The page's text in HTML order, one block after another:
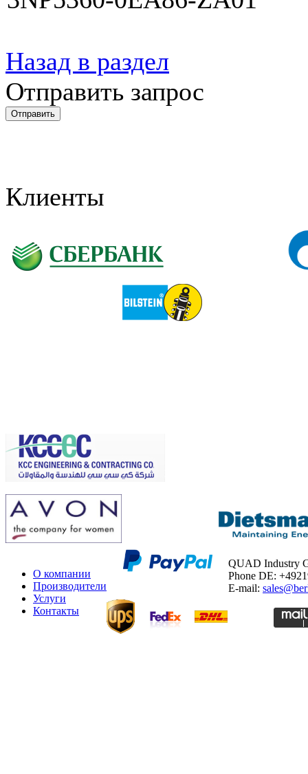
Назад в раздел
Отправить запрос
Клиенты
О компании
Производители
Услуги
Контакты
QUAD Industry
Phone DE:
E-mail: